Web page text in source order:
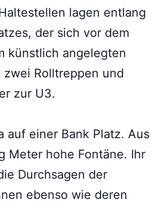
lagen entlang
der sich vor dem
künstlich angelegten
Rolltreppen und
zur U3.
auf einer Bank Platz. Aus
Meter hohe Fontäne. Ihr
Durchsagen der
ebenso wie deren